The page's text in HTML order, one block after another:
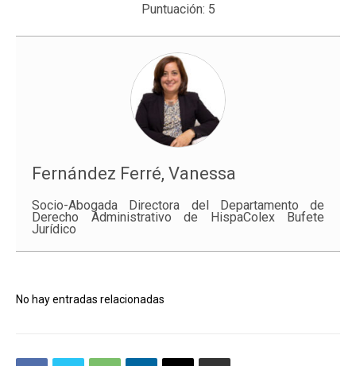
Puntuación: 5
Fernández Ferré, Vanessa
Socio-Abogada Directora del Departamento de
Derecho Administrativo de HispaColex Bufete
Jurídico
No hay entradas relacionadas